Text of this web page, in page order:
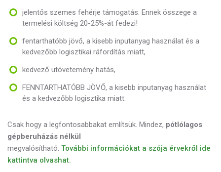
jelentős szemes fehérje támogatás. Ennek összege a
termelési költség 20-25%-át fedezi!
fentarthatóbb jövő, a kisebb inputanyag használat és a
kedvezőbb logisztikai ráfordítás miatt,
kedvező utóvetemény hatás,
FENNTARTHATÓBB JÖVŐ, a kisebb inputanyag használat
és a kedvezőbb logisztika miatt.
Csak hogy a legfontosabbakat említsük. Mindez, pótlólagos
gépberuházás nélkül
megvalósítható. További információkat a szója érvekről ide
kattintva olvashat.